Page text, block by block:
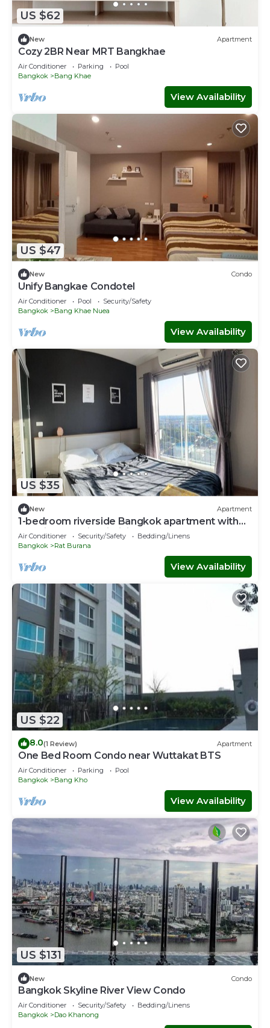
US $62
New Apartment
Cozy 2BR Near MRT Bangkhae
Air Conditioner Parking
Pool
Bangkok
Bang Khae
View Availability
US $47
New Condo
Unify Bangkae Condotel
Air Conditioner Pool
Security/Safety
Bangkok
Bang Khae Nuea
View Availability
US $35
New Apartment
1-bedroom riverside Bangkok apartment with
washing machine, infinity pools, etc
Air Conditioner Security/Safety
Bedding/Linens
Bangkok
Rat Burana
View Availability
US $22
8.0(1 Review) Apartment
One Bed Room Condo near Wuttakat BTS
Air Conditioner Parking
Pool
Bangkok
Bang Kho
View Availability
US $131
New Condo
Bangkok Skyline River View Condo
Air Conditioner Security/Safety
Bedding/Linens
Bangkok
Dao Khanong